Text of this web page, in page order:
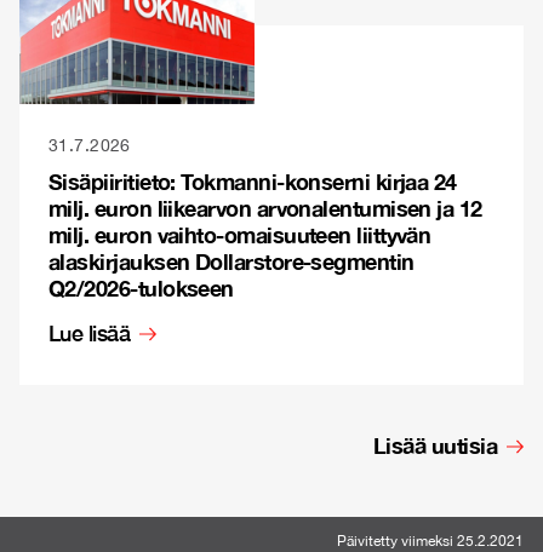
31.7.2026
Sisäpiiritieto: Tokmanni-konserni kirjaa 24
milj. euron liikearvon arvonalentumisen ja 12
milj. euron vaihto-omaisuuteen liittyvän
alaskirjauksen Dollarstore-segmentin
Q2/2026-tulokseen
Lue lisää
Lisää uutisia
Päivitetty viimeksi 25.2.2021